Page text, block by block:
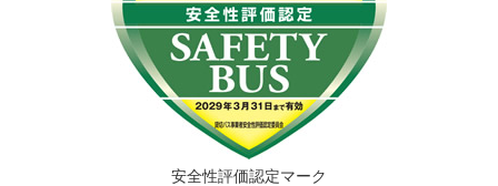
安全性評価認定マーク